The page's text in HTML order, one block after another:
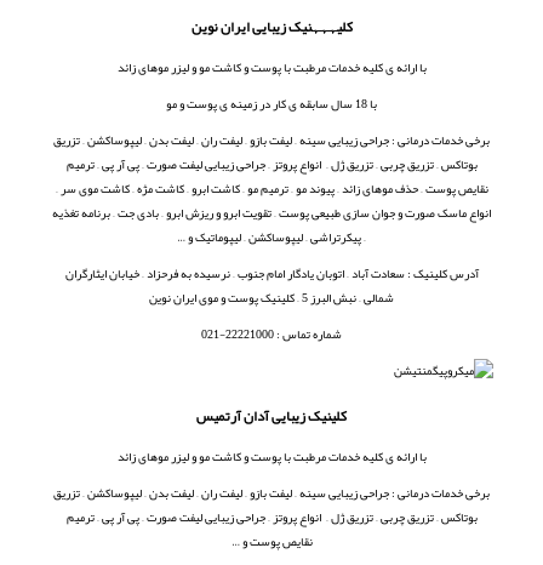
کلیہہہنیک زیبایی ایران نوین
با ارائه ی کلیه خدمات مرطبت با پوست و کاشت مو و لیزر موهای زائد
با 18 سال سابقه ی کار در زمینه ی پوست و مو
برخی خدمات درمانی : جراحی زیبایی سینه – لیفت بازو – لیفت ران – لیفت بدن – لیپوساکشن – تزریق
بوتاکس – تزریق چربی – تزریق ژل – انواع پروتز – جراحی زیبایی لیفت صورت – پی آر پی – ترمیم
نقایص پوست – حذف موهای زائد – پیوند مو – ترمیم مو – کاشت ابرو – کاشت مژه – کاشت موی سر –
انواع ماسک صورت و جوان سازی طبیعی پوست – تقویت ابرو و ریزش ابرو – بادی جت – برنامه تغذیه
– پیکرتراشی – لیپوساکشن – لیپوماتیک و …
آدرس کلینیک : سعادت آباد – اتوبان یادگار امام جنوب – نرسیده به فرحزاد – خیابان ایثارگران
شمالی – نبش البرز 5 – کلینیک پوست و موی ایران نوین
شماره تماس : 22221000-021
کلینیک زیبایی آدان آرتمیس
با ارائه ی کلیه خدمات مرطبت با پوست و کاشت مو و لیزر موهای زائد
برخی خدمات درمانی : جراحی زیبایی سینه – لیفت بازو – لیفت ران – لیفت بدن – لیپوساکشن – تزریق
بوتاکس – تزریق چربی – تزریق ژل – انواع پروتز – جراحی زیبایی لیفت صورت – پی آر پی – ترمیم
نقایص پوست و …